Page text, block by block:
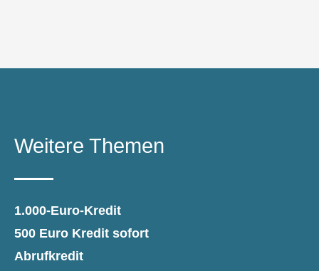
Weitere Themen
1.000-Euro-Kredit
500 Euro Kredit sofort
Abrufkredit